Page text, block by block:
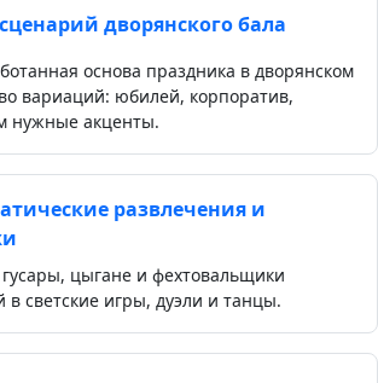
дворянского бала
основа праздника в дворянском
вариаций: юбилей, корпоратив,
нужные акценты.
развлечения и
цыгане и фехтовальщики
в светские игры, дуэли и танцы.